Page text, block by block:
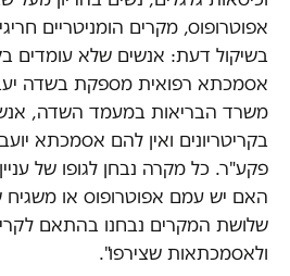
אפוטרופוס, מקרים הומניטריים
בשיקול דעת: אנשים שלא עומדים
אסמכתא רפואית מספקת בשדה
משרד הבריאות במעמד השדה,
בקריטריונים ואין להם אסמכתא
פקע"ר. כל מקרה נבחן לגופו של עניין
האם יש עמם אפוטרופוס או משגיח
שלושת המקרים נבחנו בהתאם
ולאסמכתאות שצירפו".